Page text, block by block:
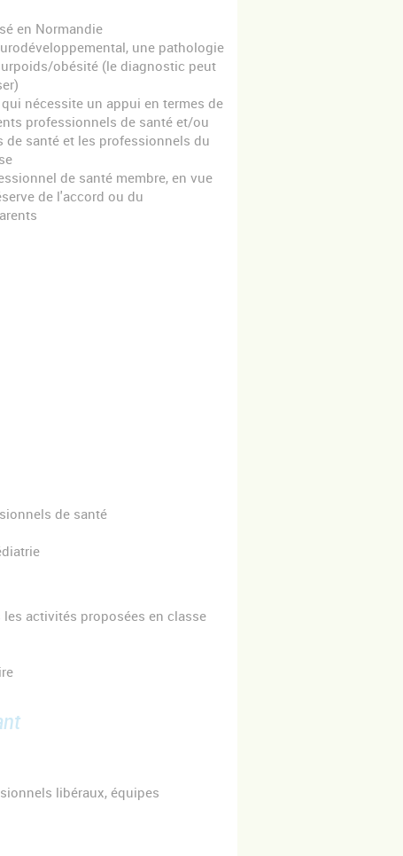
en Normandie
une pathologie
obésité (le diagnostic peut
nécessite un appui en termes de
professionnels de santé et/ou
de santé et les professionnels du
de santé membre, en vue
de l'accord ou du
de santé
activités proposées en classe
libéraux, équipes